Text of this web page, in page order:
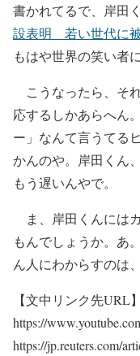
書かれてるで、岸田
設表明 若い世代に
もはや世界の笑い者
こうなったら、そ
応するしかあらへん
ー」なんて言うてる
かんのや。岸田くん
もう遅いんやで。
ま、岸田くんには
もんでしょうか。あ
ん人にわからすのは
【文中リンク先URL】
https://
https://jp.reuters.com/